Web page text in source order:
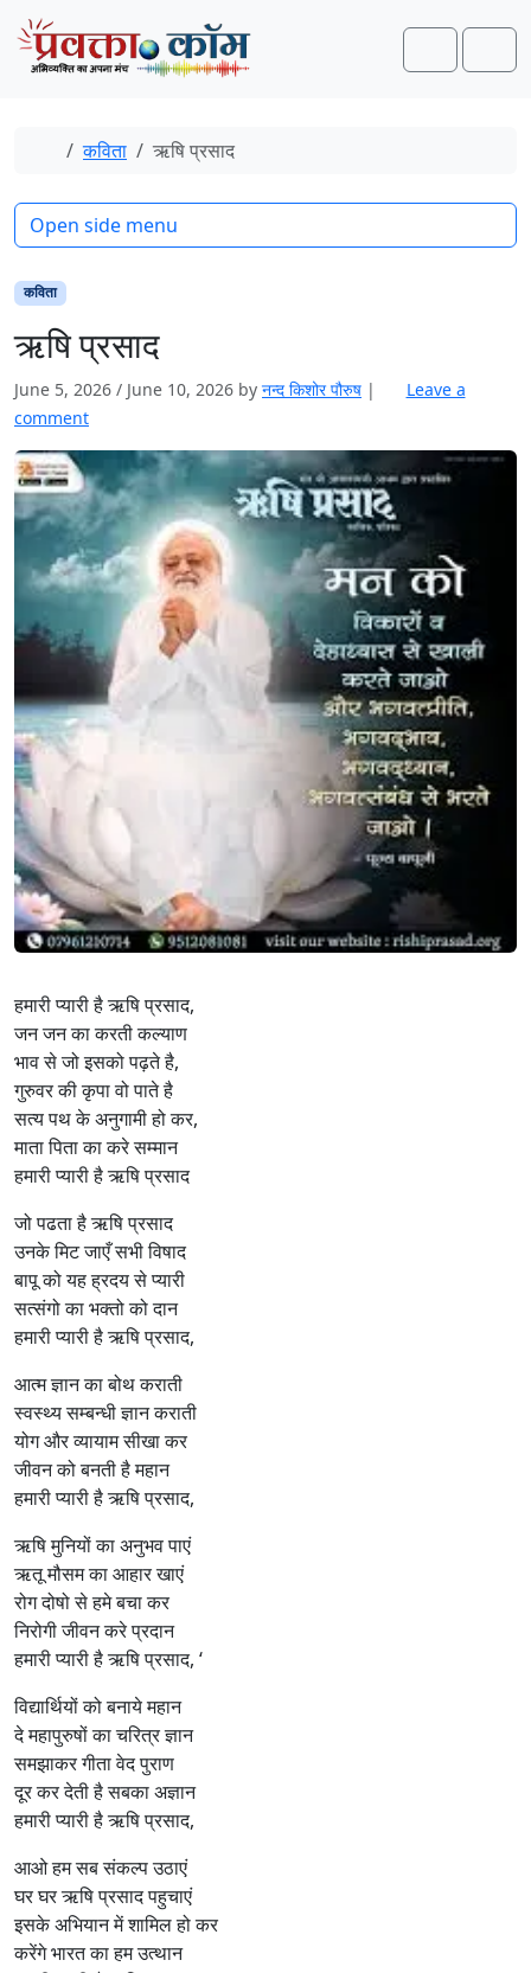
Skip to content
Skip to footer
Search
Home
कविता ऋषि प्रसाद
कविता
ऋषि प्रसाद
June 5, 2026 / June 10, 2026 by नन्द किशोर पौरुष |
Leave a
comment
हमारी प्यारी है ऋषि प्रसाद,
जन जन का करती कल्याण
भाव से जो इसको पढ़ते है,
गुरुवर की कृपा वो पाते है
सत्य पथ के अनुगामी हो कर,
माता पिता का करे सम्मान
हमारी प्यारी है ऋषि प्रसाद
जो पढता है ऋषि प्रसाद
उनके मिट जाएँ सभी विषाद
बापू को यह ह्रदय से प्यारी
सत्संगो का भक्तो को दान
हमारी प्यारी है ऋषि प्रसाद,
आत्म ज्ञान का बोथ कराती
स्वस्थ्य सम्बन्धी ज्ञान कराती
योग और व्यायाम सीखा कर
जीवन को बनती है महान
हमारी प्यारी है ऋषि प्रसाद,
ऋषि मुनियों का अनुभव पाएं
ऋतू मौसम का आहार खाएं
रोग दोषो से हमे बचा कर
निरोगी जीवन करे प्रदान
हमारी प्यारी है ऋषि प्रसाद, ‘
विद्यार्थियों को बनाये महान
दे महापुरुषों का चरित्र ज्ञान
समझाकर गीता वेद पुराण
दूर कर देती है सबका अज्ञान
हमारी प्यारी है ऋषि प्रसाद,
आओ हम सब संकल्प उठाएं
घर घर ऋषि प्रसाद पहुचाएं
इसके अभियान में शामिल हो कर
करेंगे भारत का हम उत्थान
Open side menu